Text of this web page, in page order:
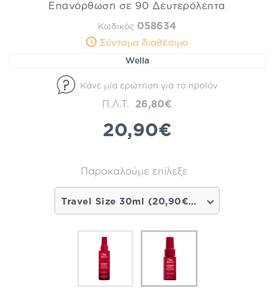
Επανόρθωση σε 90 Δευτερόλεπτα
Κωδικός 058634
Σύντομα διαθέσιμο
Wella
Κάνε μία ερώτηση για το προϊόν
Π.Λ.Τ. 26,80€
20,90€
Παρακαλούμε επίλεξε
Travel Size 30ml (20,90€) - Σύντομα διαθέσιμο